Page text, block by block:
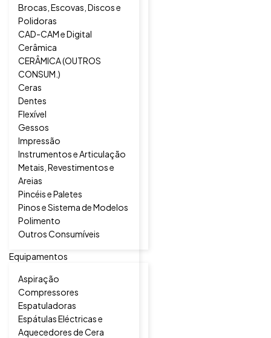
Brocas, Escovas, Discos e
Polidoras
CAD-CAM e Digital
Cerâmica
CERÂMICA (OUTROS
CONSUM.)
Ceras
Dentes
Flexível
Gessos
Impressão
Instrumentos e Articulação
Metais, Revestimentos e
Areias
Pincéis e Paletes
Pinos e Sistema de Modelos
Polimento
Outros Consumíveis
Equipamentos
Aspiração
Compressores
Espatuladoras
Espátulas Eléctricas e
Aquecedores de Cera